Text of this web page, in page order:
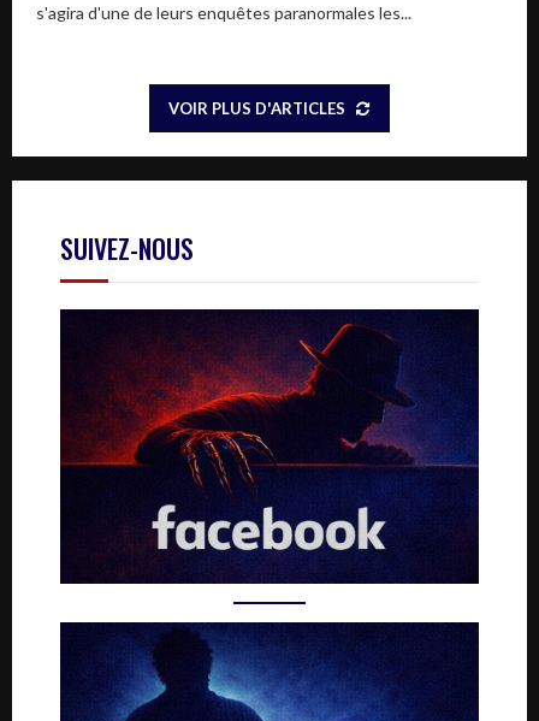
s'agira d'une de leurs enquêtes paranormales les...
VOIR PLUS D'ARTICLES
SUIVEZ-NOUS